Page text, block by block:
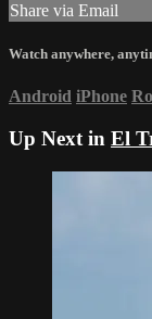
Share via Email
Watch anywhere,
Android iPhone
Up Next in El